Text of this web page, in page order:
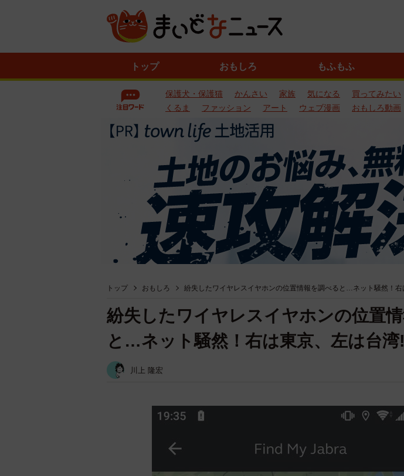
トップ おもしろ もふもふ
保護犬・保護猫 かんさい 家族 気になる 買ってみたい
くるま
ファッション アート ウェブ漫画 おもしろ動画
トップ おもしろ 紛失したワイヤレスイヤホンの位置情報を調べると…ネット騒然！右
紛失したワイヤレスイヤホンの位置
と…ネット騒然！右は東京、左は台湾
川上 隆宏